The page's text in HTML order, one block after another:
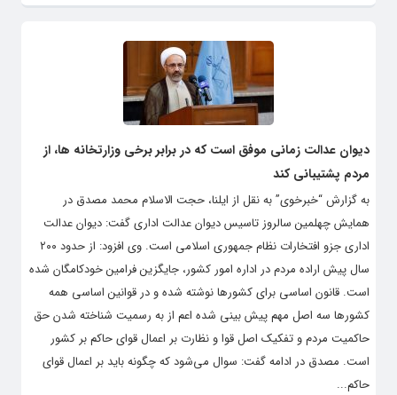
دیوان عدالت زمانی موفق است که در برابر برخی وزارتخانه ها، از
مردم پشتیبانی کند
به گزارش “خبرخوی” به نقل از ایلنا، حجت الاسلام محمد مصدق در
همایش چهلمین سالروز تاسیس دیوان عدالت اداری گفت: دیوان عدالت
اداری جزو افتخارات نظام جمهوری اسلامی است. وی افزود: از حدود ۲۰۰
سال پیش اراده مردم در اداره امور کشور، جایگزین فرامین خودکامگان شده
است. قانون اساسی برای کشورها نوشته شده و در قوانین اساسی همه
کشورها سه اصل مهم پیش بینی شده اعم از به رسمیت شناخته شدن حق
حاکمیت مردم و تفکیک اصل قوا و نظارت بر اعمال قوای حاکم بر کشور
است. مصدق در ادامه گفت: سوال می‌شود که چگونه باید بر اعمال قوای
حاکم...